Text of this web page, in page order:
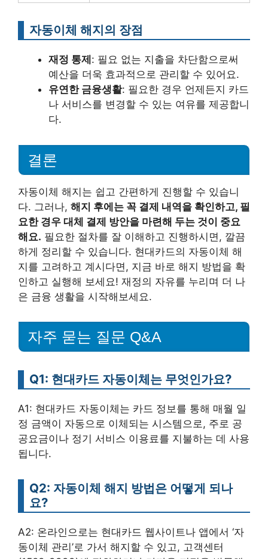
자동이체 해지의 장점
재정 통제: 필요 없는 지출을 차단함으로써
예산을 더욱 효과적으로 관리할 수 있어요.
유연한 금융생활: 필요한 경우 언제든지 카드
나 서비스를 변경할 수 있는 여유를 제공합니
다.
결론
자동이체 해지는 쉽고 간편하게 진행할 수 있습니
다. 그러나, 해지 후에는 꼭 결제 내역을 확인하고, 필
요한 경우 대체 결제 방안을 마련해 두는 것이 중요
해요. 필요한 절차를 잘 이해하고 진행하시면, 깔끔
하게 정리할 수 있습니다. 현대카드의 자동이체 해
지를 고려하고 계시다면, 지금 바로 해지 방법을 확
인하고 실행해 보세요! 재정의 자유를 누리며 더 나
은 금융 생활을 시작해보세요.
자주 묻는 질문 Q&A
Q1: 현대카드 자동이체는 무엇인가요?
A1: 현대카드 자동이체는 카드 정보를 통해 매월 일
정 금액이 자동으로 이체되는 시스템으로, 주로 공
공요금이나 정기 서비스 이용료를 지불하는 데 사용
됩니다.
Q2: 자동이체 해지 방법은 어떻게 되나
요?
A2: 온라인으로는 현대카드 웹사이트나 앱에서 ‘자
동이체 관리’로 가서 해지할 수 있고, 고객센터